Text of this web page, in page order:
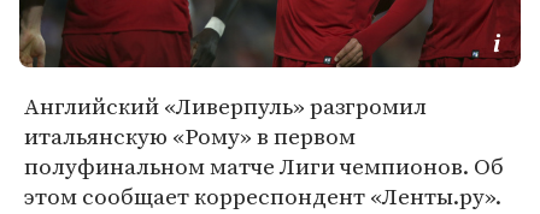
Английский «Ливерпуль» разгромил
итальянскую «Рому» в первом
полуфинальном матче Лиги чемпионов. Об
этом сообщает корреспондент «Ленты.ру».